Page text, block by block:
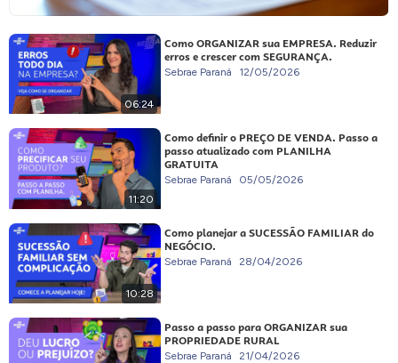
06:24
Como ORGANIZAR sua EMPRESA. Reduzir
erros e crescer com SEGURANÇA.
Sebrae Paraná 12/05/2026
11:20
Como definir o PREÇO DE VENDA. Passo a
passo atualizado com PLANILHA
GRATUITA
Sebrae Paraná 05/05/2026
10:28
Como planejar a SUCESSÃO FAMILIAR do
NEGÓCIO.
Sebrae Paraná 28/04/2026
Passo a passo para ORGANIZAR sua
PROPRIEDADE RURAL
Sebrae Paraná 21/04/2026